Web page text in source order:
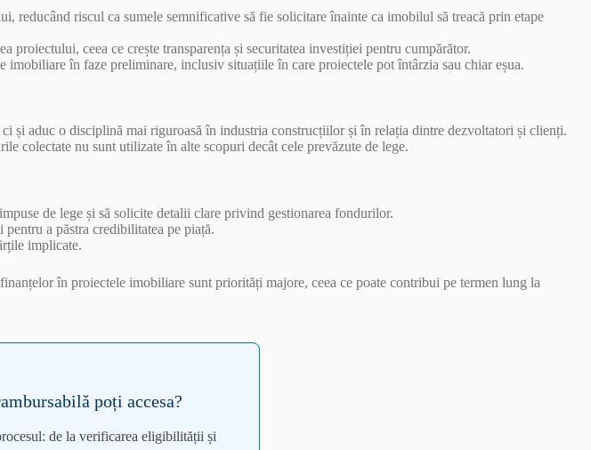
reducând riscul ca sumele semnificative să fie solicitare înainte ca imobilul să treacă prin etape
ceea ce crește transparența și securitatea investiției pentru cumpărător.
în faze preliminare, inclusiv situațiile în care proiectele pot întârzia sau chiar eșua.
și aduc o disciplină mai riguroasă în industria construcțiilor și în relația dintre dezvoltatori și clienți.
colectate nu sunt utilizate în alte scopuri decât cele prevăzute de lege.
de lege și să solicite detalii clare privind gestionarea fondurilor.
a păstra credibilitatea pe piață.
implicate.
în proiectele imobiliare sunt priorități majore, ceea ce poate contribui pe termen lung la
poți accesa?
de la verificarea eligibilității și